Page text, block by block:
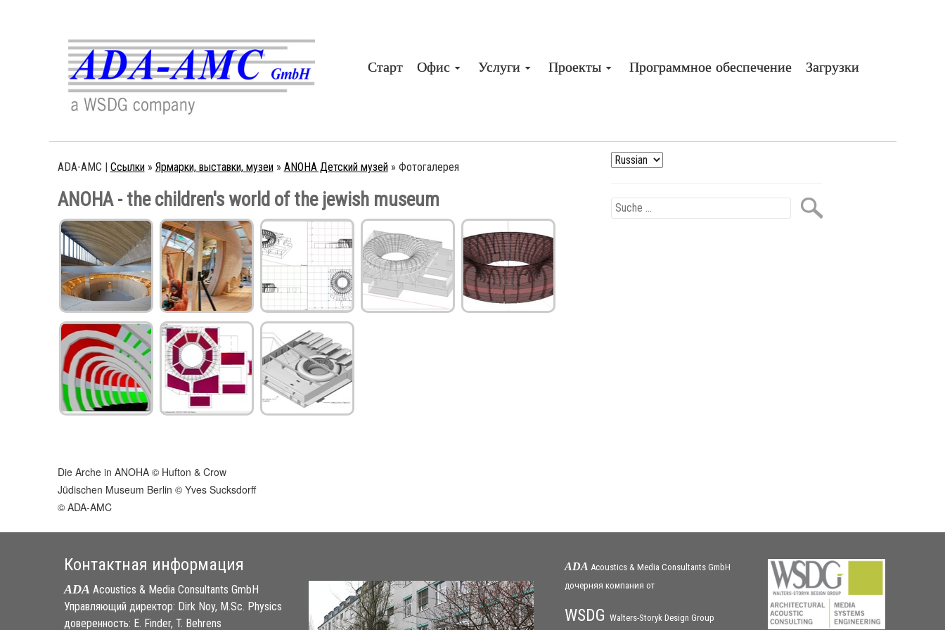
Старт Офис Услуги Проекты Программное обеспечение Загрузки
ADA-AMC | Ссылки » Ярмарки, выставки, музеи » ANOHA Детский музей » Фотогалерея
ANOHA - the children's world of the jewish museum​
Die Arche in ANOHA © Hufton & Crow
Jüdischen Museum Berlin © Yves Sucksdorff
© ADA-AMC
Контактная информация
ADA Acoustics & Media Consultants GmbH
Управляющий директор: Dirk Noy, M.Sc. Physics
доверенность: E. Finder, T. Behrens
ADA Acoustics & Media Consultants GmbH
дочерняя компания от
WSDG Walters-Storyk Design Group